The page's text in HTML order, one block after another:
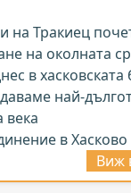
на Тракиец
на околната
в хасковската
най-
века
в Хасково
Виж